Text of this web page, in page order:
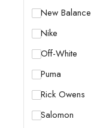
New Balance
Nike
Off-White
Puma
Rick Owens
Salomon